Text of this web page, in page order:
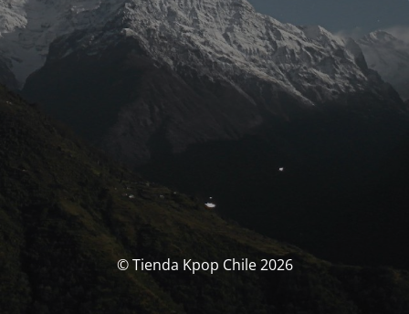
© Tienda Kpop Chile 2026